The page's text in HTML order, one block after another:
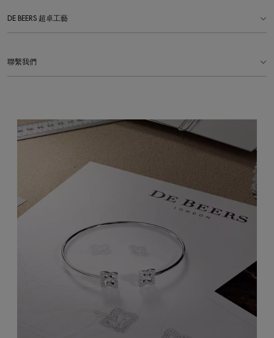
DE BEERS 超卓工藝
聯繫我們